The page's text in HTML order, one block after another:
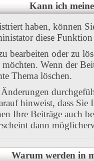
Kann ich
haben, können
diese
bearbeiten oder zu
möchten. Wenn der
Thema löschen.
hinweist, dass
Ihre Beiträge auch
dann
Warum werden in